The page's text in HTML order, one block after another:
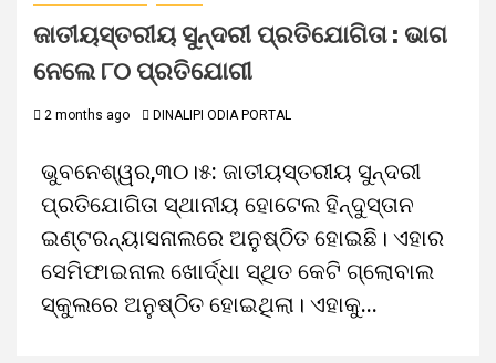
ଜାତୀୟସ୍ତରୀୟ ସୁନ୍ଦରୀ ପ୍ରତିଯୋଗିତା : ଭାଗ
ନେଲେ ୮୦ ପ୍ରତିଯୋଗୀ
2 months ago DINALIPI ODIA PORTAL
ଭୁବନେଶ୍ୱର,୩୦।୫: ଜାତୀୟସ୍ତରୀୟ ସୁନ୍ଦରୀ
ପ୍ରତିଯୋଗିତା ସ୍ଥାନୀୟ ହୋଟେଲ ହିନ୍ଦୁସ୍ତାନ
ଇଣ୍ଟରନ୍ୟାସନାଲରେ ଅନୁଷ୍ଠିତ ହୋଇଛି। ଏହାର
ସେମିଫାଇନାଲ ଖୋର୍ଦ୍ଧା ସ୍ଥିତ କେଟି ଗ୍ଲୋବାଲ
ସ୍କୁଲରେ ଅନୁଷ୍ଠିତ ହୋଇଥିଲା। ଏହାକୁ...